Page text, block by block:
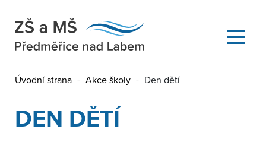
Úvodní strana - Akce školy - Den dětí
DEN DĚTÍ